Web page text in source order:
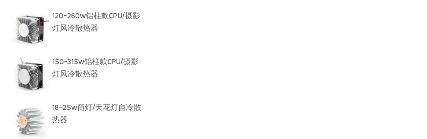
120-260w铝柱款CPU/摄影
灯风冷散热器
150-315w铝柱款CPU/摄影
灯风冷散热器
18-25w筒灯/天花灯自冷散
热器